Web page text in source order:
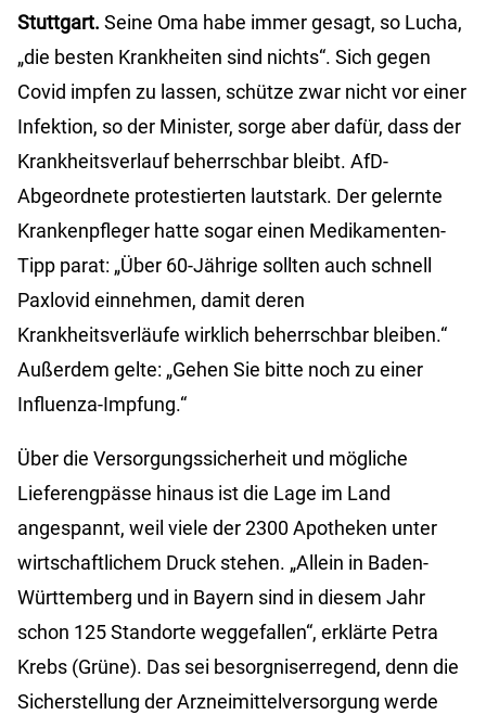
Stuttgart. Seine Oma habe immer gesagt, so Lucha,
„die besten Krankheiten sind nichts“. Sich gegen
Covid impfen zu lassen, schütze zwar nicht vor einer
Infektion, so der Minister, sorge aber dafür, dass der
Krankheitsverlauf beherrschbar bleibt. AfD-
Abgeordnete protestierten lautstark. Der gelernte
Krankenpfleger hatte sogar einen Medikamenten-
Tipp parat: „Über 60-Jährige sollten auch schnell
Paxlovid einnehmen, damit deren
Krankheitsverläufe wirklich beherrschbar bleiben.“
Außerdem gelte: „Gehen Sie bitte noch zu einer
Influenza-Impfung.“
Über die Versorgungssicherheit und mögliche
Lieferengpässe hinaus ist die Lage im Land
angespannt, weil viele der 2300 Apotheken unter
wirtschaftlichem Druck stehen. „Allein in Baden-
Württemberg und in Bayern sind in diesem Jahr
schon 125 Standorte weggefallen“, erklärte Petra
Krebs (Grüne). Das sei besorgniserregend, denn die
Sicherstellung der Arzneimittelversorgung werde